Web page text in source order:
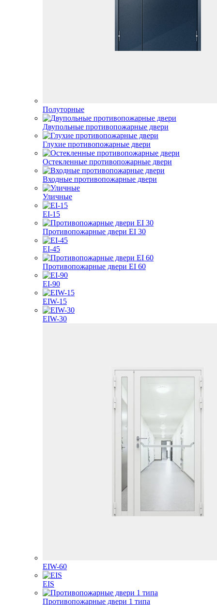
Полуторные
Двупольные противопожарные двери
Глухие противопожарные двери
Остекленные противопожарные двери
Входные противопожарные двери
Уличные
EI-15
Противопожарные двери EI 30
EI-45
Противопожарные двери EI 60
EI-90
EIW-15
EIW-30
EIW-60
EIS
Противопожарные двери 1 типа